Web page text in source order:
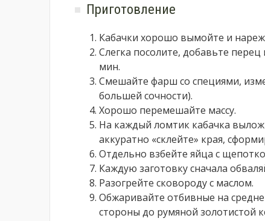
Приготовление
Кабачки хорошо вымойте и
Слегка посолите, добавьте
мин.
Смешайте фарш со специями,
большей сочности).
Хорошо перемешайте массу.
На каждый ломтик кабачка
аккуратно «склейте» края,
Отдельно взбейте яйца с
Каждую заготовку сначала
Разогрейте сковороду с маслом.
Обжаривайте отбивные на
стороны до румяной золотистой